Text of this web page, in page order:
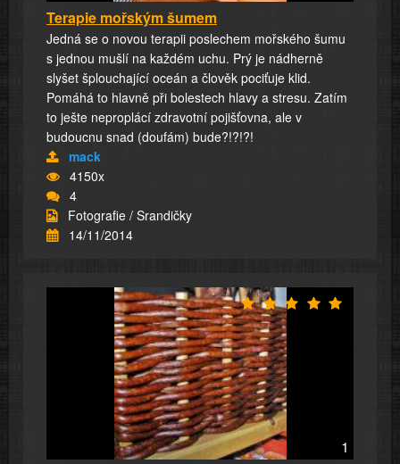
Terapie mořským šumem
Jedná se o novou terapii poslechem mořského šumu
s jednou mušlí na každém uchu. Prý je nádherně
slyšet šplouchající oceán a člověk pociťuje klid.
Pomáhá to hlavně při bolestech hlavy a stresu. Zatím
to ješte neproplácí zdravotní pojišťovna, ale v
budoucnu snad (doufám) bude?!?!?!
mack
4150x
4
Fotografie / Srandičky
14/11/2014
1